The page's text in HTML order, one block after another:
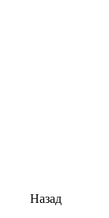
Назад